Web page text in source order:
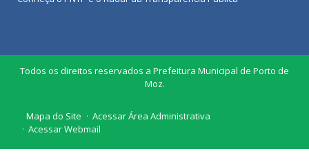
Todos os direitos reservados a Prefeitura Municipal de Porto de
Moz.
Mapa do Site
Acessar Área Administrativa
Acessar Webmail